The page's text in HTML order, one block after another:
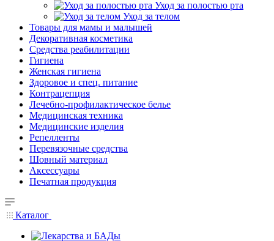
Уход за полостью рта
Уход за телом
Товары для мамы и малышей
Декоративная косметика
Средства реабилитации
Гигиена
Женская гигиена
Здоровое и спец. питание
Контрацепция
Лечебно-профилактическое белье
Медицинская техника
Медицинские изделия
Репелленты
Перевязочные средства
Шовный материал
Аксессуары
Печатная продукция
Каталог